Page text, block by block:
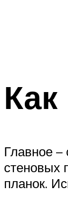
Главное
стеновых
планок.